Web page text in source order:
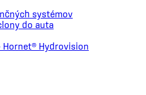
systémov
do auta
Hornet® Hydrovision